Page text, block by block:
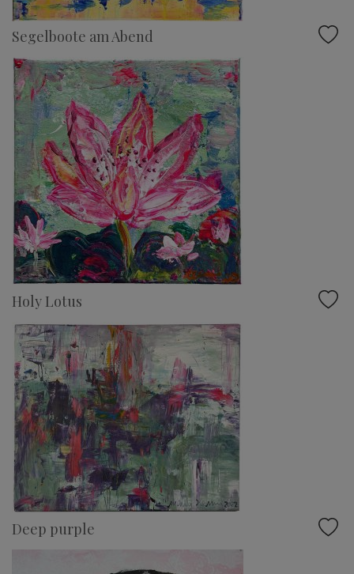
Segelboote am Abend
Holy Lotus
Deep purple